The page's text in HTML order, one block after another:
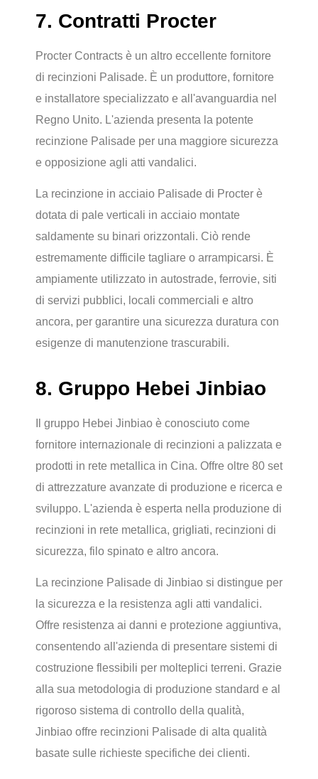
7. Contratti Procter
Procter Contracts è un altro eccellente fornitore
di recinzioni Palisade. È un produttore, fornitore
e installatore specializzato e all'avanguardia nel
Regno Unito. L'azienda presenta la potente
recinzione Palisade per una maggiore sicurezza
e opposizione agli atti vandalici.
La recinzione in acciaio Palisade di Procter è
dotata di pale verticali in acciaio montate
saldamente su binari orizzontali. Ciò rende
estremamente difficile tagliare o arrampicarsi. È
ampiamente utilizzato in autostrade, ferrovie, siti
di servizi pubblici, locali commerciali e altro
ancora, per garantire una sicurezza duratura con
esigenze di manutenzione trascurabili.
8. Gruppo Hebei Jinbiao
Il gruppo Hebei Jinbiao è conosciuto come
fornitore internazionale di recinzioni a palizzata e
prodotti in rete metallica in Cina. Offre oltre 80 set
di attrezzature avanzate di produzione e ricerca e
sviluppo. L'azienda è esperta nella produzione di
recinzioni in rete metallica, grigliati, recinzioni di
sicurezza, filo spinato e altro ancora.
La recinzione Palisade di Jinbiao si distingue per
la sicurezza e la resistenza agli atti vandalici.
Offre resistenza ai danni e protezione aggiuntiva,
consentendo all'azienda di presentare sistemi di
costruzione flessibili per molteplici terreni. Grazie
alla sua metodologia di produzione standard e al
rigoroso sistema di controllo della qualità,
Jinbiao offre recinzioni Palisade di alta qualità
basate sulle richieste specifiche dei clienti.